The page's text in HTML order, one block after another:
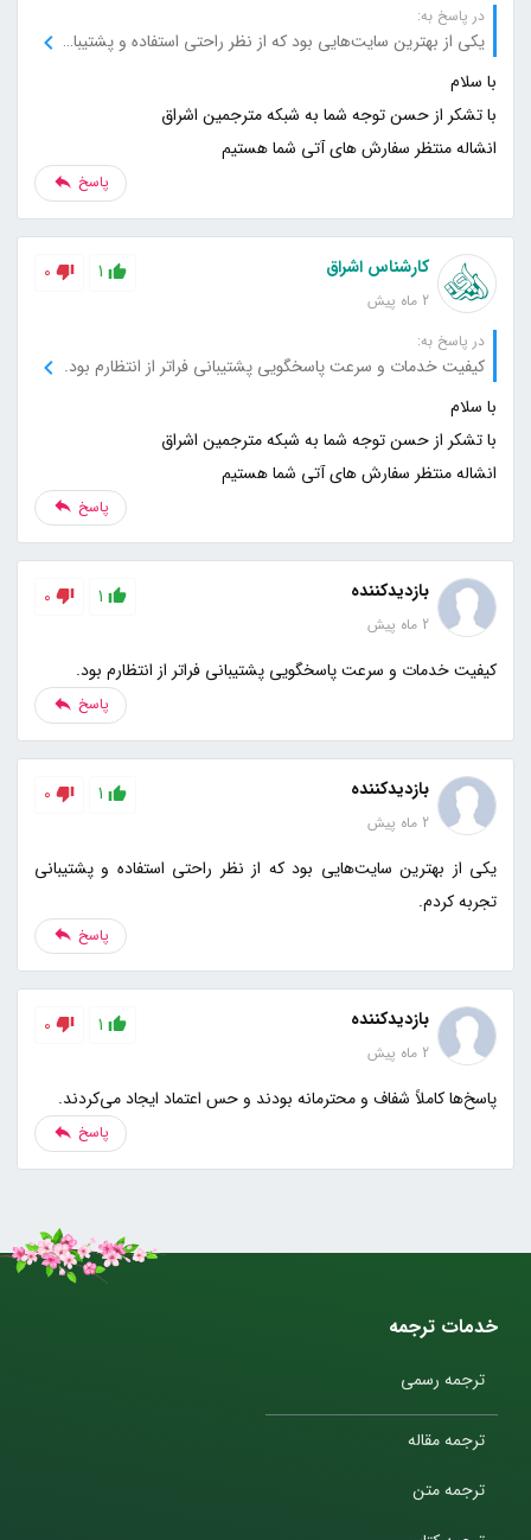
در پاسخ به:
یکی از بهترین سایت‌هایی بود که از نظر راحتی استفاده و پشتیبانی تجربه کردم.
انشاله منتظر سفارش های آتی شما هستیم
پاسخ
کارشناس اشراق
2 ماه پیش
1
0
در پاسخ به:
کیفیت خدمات و سرعت پاسخگویی پشتیبانی فراتر از انتظارم بود.
انشاله منتظر سفارش های آتی شما هستیم
پاسخ
بازدیدکننده
2 ماه پیش
1
0
کیفیت خدمات و سرعت پاسخگویی پشتیبانی فراتر از انتظارم بود.
پاسخ
بازدیدکننده
2 ماه پیش
1
0
یکی از بهترین سایت‌هایی بود که از نظر راحتی استفاده و پشتیبانی
تجربه کردم.
پاسخ
بازدیدکننده
2 ماه پیش
1
0
پاسخ‌ها کاملاً شفاف و محترمانه بودند و حس اعتماد ایجاد می‌کردند.
پاسخ
خدمات ترجمه
ترجمه رسمی
ترجمه مقاله
ترجمه متن